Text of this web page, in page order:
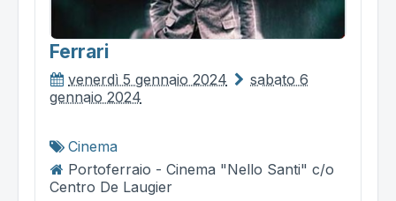
Ferrari
venerdì 5 gennaio 2024
sabato 6
gennaio 2024
Cinema
Portoferraio - Cinema "Nello Santi" c/o
Centro De Laugier